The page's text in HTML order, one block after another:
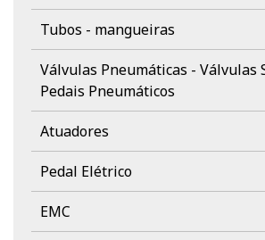
Tubos - mangueiras
Válvulas Pneumáticas - Válvulas
Pedais Pneumáticos
Atuadores
Pedal Elétrico
EMC